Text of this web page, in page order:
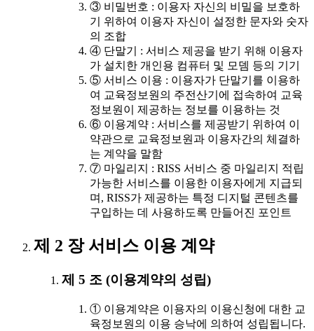
③ 비밀번호 : 이용자 자신의 비밀을 보호하
기 위하여 이용자 자신이 설정한 문자와 숫자
의 조합
④ 단말기 : 서비스 제공을 받기 위해 이용자
가 설치한 개인용 컴퓨터 및 모뎀 등의 기기
⑤ 서비스 이용 : 이용자가 단말기를 이용하
여 교육정보원의 주전산기에 접속하여 교육
정보원이 제공하는 정보를 이용하는 것
⑥ 이용계약 : 서비스를 제공받기 위하여 이
약관으로 교육정보원과 이용자간의 체결하
는 계약을 말함
⑦ 마일리지 : RISS 서비스 중 마일리지 적립
가능한 서비스를 이용한 이용자에게 지급되
며, RISS가 제공하는 특정 디지털 콘텐츠를
구입하는 데 사용하도록 만들어진 포인트
제 2 장 서비스 이용 계약
제 5 조 (이용계약의 성립)
① 이용계약은 이용자의 이용신청에 대한 교
육정보원의 이용 승낙에 의하여 성립됩니다.